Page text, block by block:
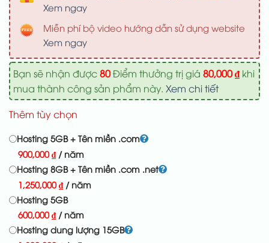
Xem ngay
Miễn phí bộ video hướng dẫn sử dụng website
Xem ngay
Bạn sẽ nhận được80Điểm thưởng trị giá 80,000₫khi
mua thành công sản phẩm này. Xem chi tiết
Thêm tùy chọn
Hosting 5GB + Tên miền .com
900,000₫ / năm
Hosting 8GB + Tên miền .com .net
1,250,000₫ / năm
Hosting 5GB
600,000₫ / năm
Hosting dung lượng 15GB